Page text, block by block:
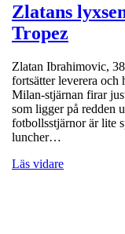
Zlatans
Tropez
Zlatan Ibrahimovic,
fortsätter leverera och
Milan-stjärnan firar
som ligger på redden
fotbollsstjärnor är lite
luncher…
Läs vidare